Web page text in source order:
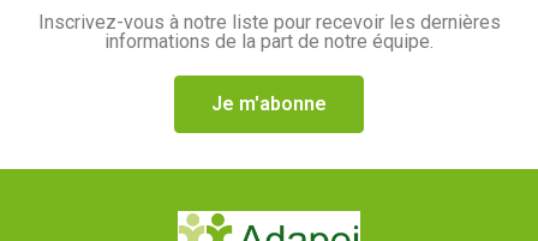
Inscrivez-vous à notre liste pour recevoir les dernières
informations de la part de notre équipe.
Je m'abonne